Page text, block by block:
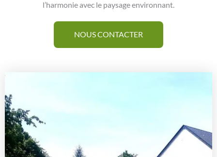
l’harmonie avec le paysage environnant.
NOUS CONTACTER